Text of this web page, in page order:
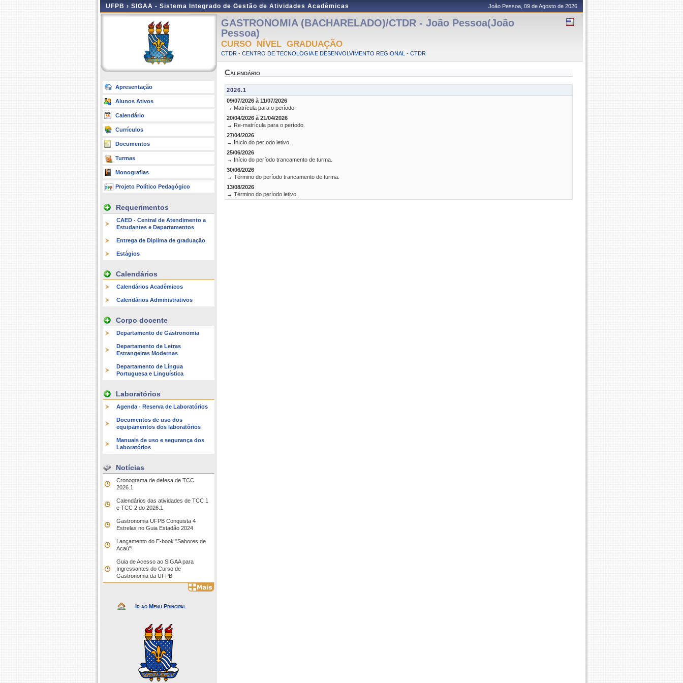
UFPB › SIGAA - Sistema Integrado de Gestão de Atividades Acadêmicas João Pessoa, 09 de Agosto de 2026
Apresentação
Alunos Ativos
Calendário
Currículos
Documentos
Turmas
Monografias
Projeto Político Pedagógico
Requerimentos
CAED - Central de Atendimento a
Estudantes e Departamentos
Entrega de Diplima de graduação
Estágios
Calendários
Calendários Acadêmicos
Calendários Administrativos
Corpo docente
Departamento de Gastronomia
Departamento de Letras
Estrangeiras Modernas
Departamento de Língua
Portuguesa e Linguística
Laboratórios
Agenda - Reserva de Laboratórios
Documentos de uso dos
equipamentos dos laboratórios
Manuais de uso e segurança dos
Laboratórios
Notícias
Cronograma de defesa de TCC
2026.1
Calendários das atividades de TCC 1
e TCC 2 do 2026.1
Gastronomia UFPB Conquista 4
Estrelas no Guia Estadão 2024
Lançamento do E-book "Sabores de
Acaú"!
Guia de Acesso ao SIGAA para
Ingressantes do Curso de
Gastronomia da UFPB
Ir ao Menu Principal
GASTRONOMIA (BACHARELADO)/CTDR - João Pessoa(João
Pessoa)
CURSO NÍVEL GRADUAÇÃO
CTDR - CENTRO DE TECNOLOGIA E DESENVOLVIMENTO REGIONAL - CTDR
Calendário
2026.1
09/07/2026 à 11/07/2026
→ Matrícula para o período.
20/04/2026 à 21/04/2026
→ Re-matrícula para o período.
27/04/2026
→ Início do período letivo.
25/06/2026
→ Início do período trancamento de turma.
30/06/2026
→ Término do período trancamento de turma.
13/08/2026
→ Término do período letivo.